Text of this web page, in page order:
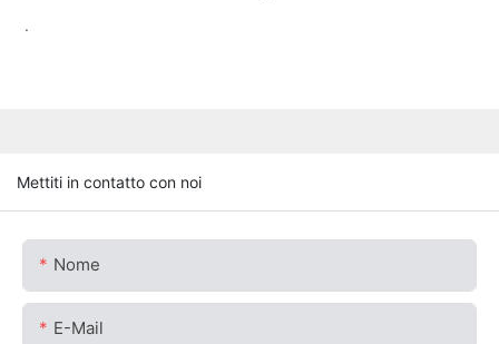
.
Mettiti in contatto con noi
Nome
E-Mail